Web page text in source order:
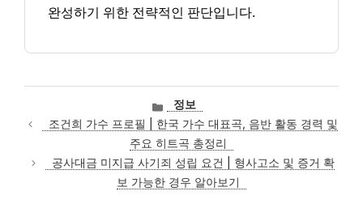
완성하기 위한 전략적인 판단입니다.
카
테
고
리
정보
조건희 가수 프로필 | 한국 가수 대표곡, 음반 활동 경력 및
주요 히트곡 총정리
공사대금 미지급 사기죄 성립 요건 | 형사고소 및 증거 확
보 가능한 경우 알아보기